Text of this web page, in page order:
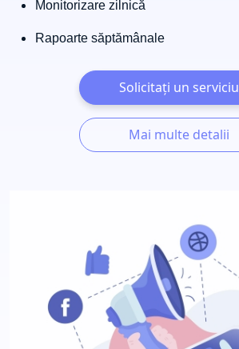
Monitorizare zilnică
Rapoarte săptămânale
Solicitați un serviciu
Mai multe detalii